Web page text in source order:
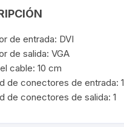
de entrada: DVI
de salida: VGA
cable: 10 cm
de conectores de entrada: 1
de conectores de salida: 1